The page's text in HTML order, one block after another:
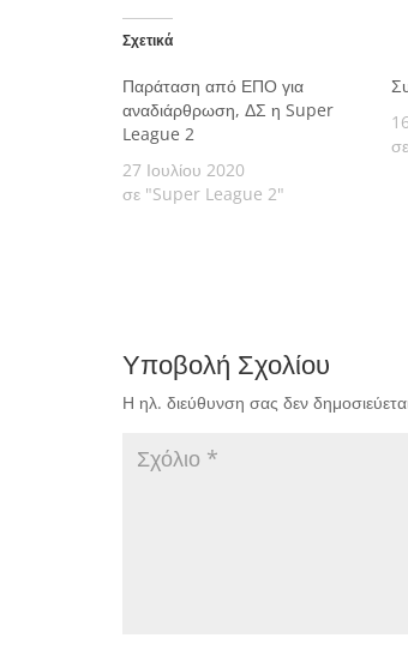
Σχετικά
Παράταση από ΕΠΟ για
αναδιάρθρωση, ΔΣ η Super
League 2
27 Ιουλίου 2020
σε "Super League 2"
Υποβολή Σχολίου
Η ηλ. διεύθυνση σας δεν